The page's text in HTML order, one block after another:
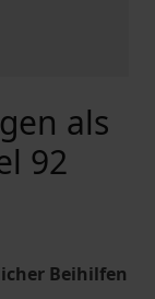
als
92
Beihilfen